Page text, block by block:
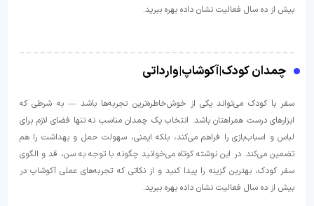
بیش از ده سال فعالیت نشان داده بهره ببرید.
چمدان کودک|آکوشاپ|وارداتی
سفر با کودک می‌تواند یکی از خوش‌خاطره‌ترین تجربه‌ها باشد — به شرطی که
ابزارهای درست همراهتان باشد. انتخاب یک چمدان مناسب نه تنها فضای لازم برای
لباس و اسباب‌بازی را فراهم می‌کند، بلکه ایمنی، سهولت حمل و بهداشت را هم
تضمین می‌کند. در این نوشته کوتاه می‌خوانید چگونه با توجه به سن، قد و الگوی
سفر کودک، بهترین گزینه را پیدا کنید و از نکاتی که تجربه‌های عملی آکوشاپ در
بیش از ده سال فعالیت نشان داده بهره ببرید.